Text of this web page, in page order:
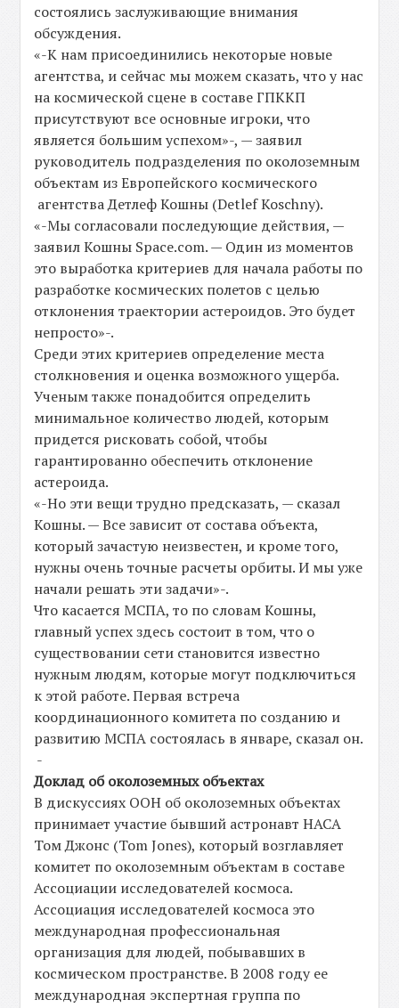
состоялись заслуживающие внимания
обсуждения.
«-К нам присоединились некоторые новые
агентства, и сейчас мы можем сказать, что у нас
на космической сцене в составе ГПККП
присутствуют все основные игроки, что
является большим успехом»-, — заявил
руководитель подразделения по околоземным
объектам из Европейского космического
агентства Детлеф Кошны (Detlef Koschny).
«-Мы согласовали последующие действия, —
заявил Кошны Space.com. — Один из моментов
это выработка критериев для начала работы по
разработке космических полетов с целью
отклонения траектории астероидов. Это будет
непросто»-.
Среди этих критериев определение места
столкновения и оценка возможного ущерба.
Ученым также понадобится определить
минимальное количество людей, которым
придется рисковать собой, чтобы
гарантированно обеспечить отклонение
астероида.
«-Но эти вещи трудно предсказать, — сказал
Кошны. — Все зависит от состава объекта,
который зачастую неизвестен, и кроме того,
нужны очень точные расчеты орбиты. И мы уже
начали решать эти задачи»-.
Что касается МСПА, то по словам Кошны,
главный успех здесь состоит в том, что о
существовании сети становится известно
нужным людям, которые могут подключиться
к этой работе. Первая встреча
координационного комитета по созданию и
развитию МСПА состоялась в январе, сказал он.
-
Доклад об околоземных объектах
В дискуссиях ООН об околоземных объектах
принимает участие бывший астронавт НАСА
Том Джонс (Tom Jones), который возглавляет
комитет по околоземным объектам в составе
Ассоциации исследователей космоса.
Ассоциация исследователей космоса это
международная профессиональная
организация для людей, побывавших в
космическом пространстве. В 2008 году ее
международная экспертная группа по